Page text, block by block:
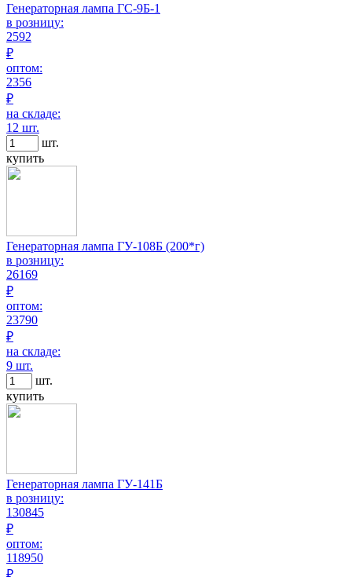
Генераторная лампа ГС-9Б-1
в розницу:
2592
₽
оптом:
2356
₽
на складе:
12 шт.
шт.
купить
Генераторная лампа ГУ-108Б (200*г)
в розницу:
26169
₽
оптом:
23790
₽
на складе:
9 шт.
шт.
купить
Генераторная лампа ГУ-141Б
в розницу:
130845
₽
оптом:
118950
₽